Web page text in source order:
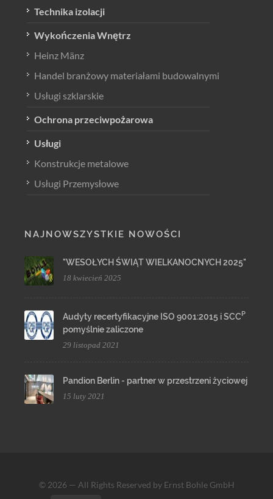
Technika izolacji
Wykończenia Wnętrz
Heinz Mänz
Handel branżowy materiałami budowalnymi
Usługi szklarskie
Ochrona przeciwpożarowa
Usługi
Konstrukcje metalowe
Usługi Przemysłowe
NAJNOWSZYSTKIE NOWOŚCI
"WESOŁYCH ŚWIĄT WIELKANOCNYCH 2025"
18 kwiecień 2025
Audyty recertyfikacyjne ISO 9001:2015 i SCC P
pomyślnie zaliczone
29 listopad 2021
Pandion Berlin - partner w przestrzeni życiowej
15 luty 2021
© 2026 — All Rights Reserved by Ernst Bohle GmbH